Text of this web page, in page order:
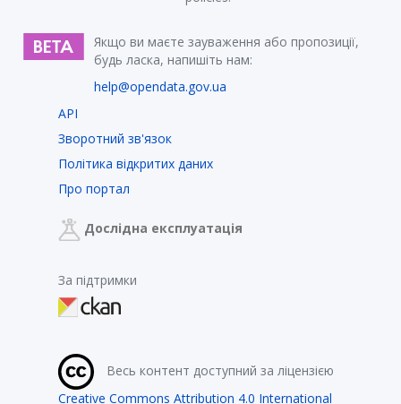
Якщо ви маєте зауваження або пропозиції,
будь ласка, напишіть нам:
help@opendata.gov.ua
API
Зворотний зв'язок
Політика відкритих даних
Про портал
Дослідна експлуатація
За підтримки
Весь контент доступний за ліцензією
Creative Commons Attribution 4.0 International